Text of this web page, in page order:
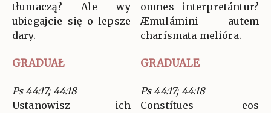
tłumaczą? Ale wy
ubiegajcie się o lepsze
dary.
omnes interpretántur?
Æmulámini autem
charísmata melióra.
GRADUAŁ GRADUALE
Ps 44:17; 44:18
Ustanowisz ich
Ps 44:17; 44:18
Constítues eos